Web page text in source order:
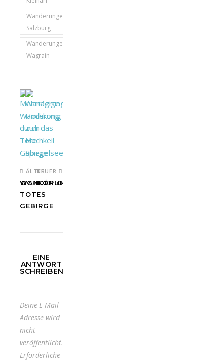
Wanderungen
Salzburg
Wanderungen
Wagrain
ÄLTER
WANDERUNG
TOTES
GEBIRGE
NEUER
HOCHKÖNIG
EINE
ANTWORT
SCHREIBEN
Deine E-Mail-
Adresse wird
nicht
veröffentlicht.
Erforderliche